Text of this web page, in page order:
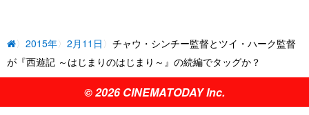
2015年 2月11日
チャウ・シンチー監督とツイ・ハーク監督
が『西遊記 ～はじまりのはじまり～』の続編でタッグか？
© 2026 CINEMATODAY Inc.